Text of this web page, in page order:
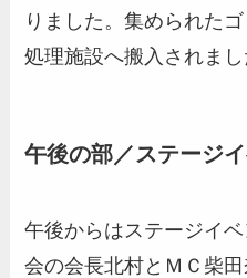
りました。集められた
処理施設へ搬入されまし
午後の部／ステージ
午後からはステージイ
会の会長北村とＭＣ柴